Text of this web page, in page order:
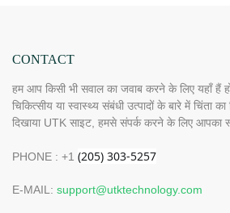
CONTACT
हम आप किसी भी सवाल का जवाब करने के लिए यहाँ हैं
चिकित्सीय या स्वास्थ्य संबंधी उत्पादों के बारे में चिंता का
दिखाया UTK साइट, हमसे संपर्क करने के लिए आपका
PHONE : +1
E-MAIL: support@utktechnology.com